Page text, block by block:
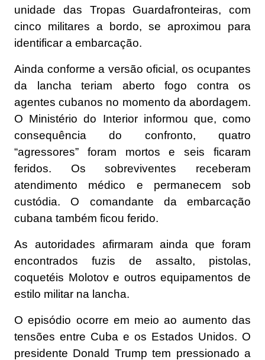
unidade das Tropas Guardafronteiras, com
cinco militares a bordo, se aproximou para
identificar a embarcação.
Ainda conforme a versão oficial, os ocupantes
da lancha teriam aberto fogo contra os
agentes cubanos no momento da abordagem.
O Ministério do Interior informou que, como
consequência do confronto, quatro
“agressores” foram mortos e seis ficaram
feridos. Os sobreviventes receberam
atendimento médico e permanecem sob
custódia. O comandante da embarcação
cubana também ficou ferido.
As autoridades afirmaram ainda que foram
encontrados fuzis de assalto, pistolas,
coquetéis Molotov e outros equipamentos de
estilo militar na lancha.
O episódio ocorre em meio ao aumento das
tensões entre Cuba e os Estados Unidos. O
presidente Donald Trump tem pressionado a